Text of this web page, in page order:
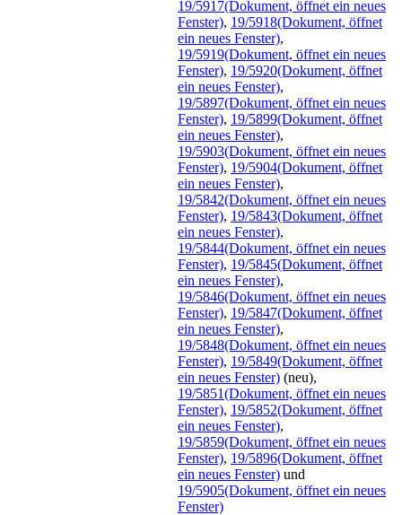
19/5917(Dokument, öffnet ein neues
Fenster), 19/5918(Dokument, öffnet
ein neues Fenster),
19/5919(Dokument, öffnet ein neues
Fenster), 19/5920(Dokument, öffnet
ein neues Fenster),
19/5897(Dokument, öffnet ein neues
Fenster), 19/5899(Dokument, öffnet
ein neues Fenster),
19/5903(Dokument, öffnet ein neues
Fenster), 19/5904(Dokument, öffnet
ein neues Fenster),
19/5842(Dokument, öffnet ein neues
Fenster), 19/5843(Dokument, öffnet
ein neues Fenster),
19/5844(Dokument, öffnet ein neues
Fenster), 19/5845(Dokument, öffnet
ein neues Fenster),
19/5846(Dokument, öffnet ein neues
Fenster), 19/5847(Dokument, öffnet
ein neues Fenster),
19/5848(Dokument, öffnet ein neues
Fenster), 19/5849(Dokument, öffnet
ein neues Fenster) (neu),
19/5851(Dokument, öffnet ein neues
Fenster), 19/5852(Dokument, öffnet
ein neues Fenster),
19/5859(Dokument, öffnet ein neues
Fenster), 19/5896(Dokument, öffnet
ein neues Fenster) und
19/5905(Dokument, öffnet ein neues
Fenster)